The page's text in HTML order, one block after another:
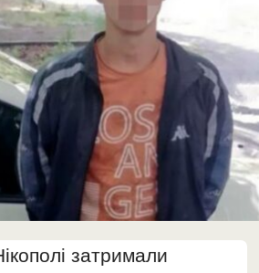
затримали